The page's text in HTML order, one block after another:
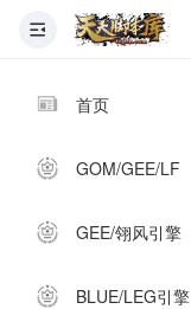
首页
GOM/GEE/LF
GEE/翎风引擎
BLUE/LEG引擎
Q920992345